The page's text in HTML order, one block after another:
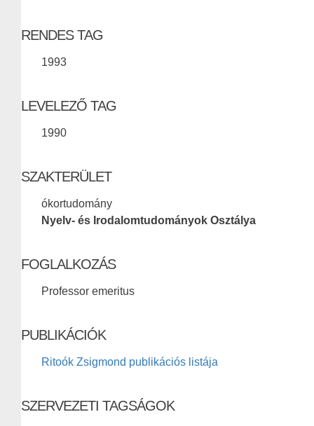
RENDES TAG
1993
LEVELEZŐ TAG
1990
SZAKTERÜLET
ókortudomány
Nyelv- és Irodalomtudományok Osztálya
FOGLALKOZÁS
Professor emeritus
PUBLIKÁCIÓK
Ritoók Zsigmond publikációs listája
SZERVEZETI TAGSÁGOK